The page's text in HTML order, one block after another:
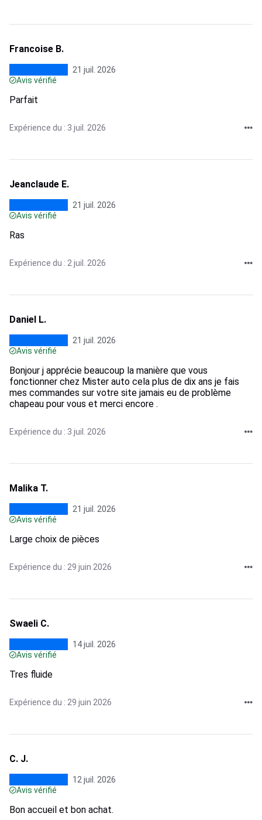
Francoise B.
21 juil. 2026
Avis vérifié
Parfait
Expérience du : 3 juil. 2026
Jeanclaude E.
21 juil. 2026
Avis vérifié
Ras
Expérience du : 2 juil. 2026
Daniel L.
21 juil. 2026
Avis vérifié
Bonjour j apprécie beaucoup la manière que vous
fonctionner chez Mister auto cela plus de dix ans je fais
mes commandes sur votre site jamais eu de problème
chapeau pour vous et merci encore .
Expérience du : 3 juil. 2026
Malika T.
21 juil. 2026
Avis vérifié
Large choix de pièces
Expérience du : 29 juin 2026
Swaeli C.
14 juil. 2026
Avis vérifié
Tres fluide
Expérience du : 29 juin 2026
C. J.
12 juil. 2026
Avis vérifié
Bon accueil et bon achat.